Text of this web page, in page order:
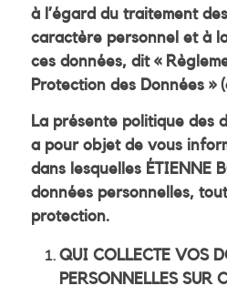
à l’égard du traitement
caractère personnel et à
ces données, dit «
Protection des Données »
La présente politique des
a pour objet de vous
dans lesquelles ÉTIENNE
données personnelles,
protection.
QUI COLLECTE VOS
PERSONNELLES SUR